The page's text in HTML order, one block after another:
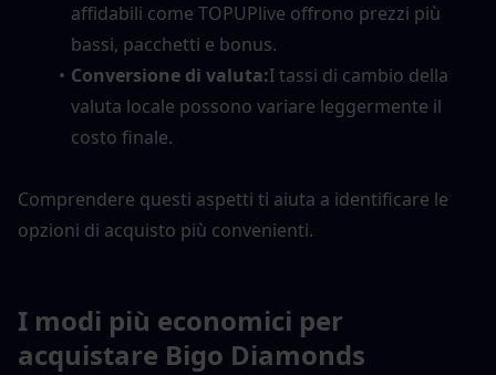
affidabili come TOPUPlive offrono prezzi più
bassi, pacchetti e bonus.
Conversione di valuta:I tassi di cambio della
valuta locale possono variare leggermente il
costo finale.
Comprendere questi aspetti ti aiuta a identificare le
opzioni di acquisto più convenienti.
I modi più economici per
acquistare Bigo Diamonds